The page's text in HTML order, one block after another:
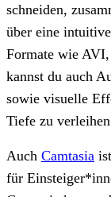
schneiden,
über eine
Formate wie
kannst du auch
sowie visuelle
Tiefe zu
Auch Camtasia
für